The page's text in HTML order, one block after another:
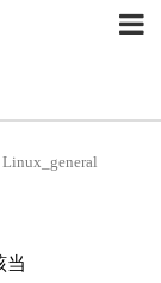
Linux_general
当